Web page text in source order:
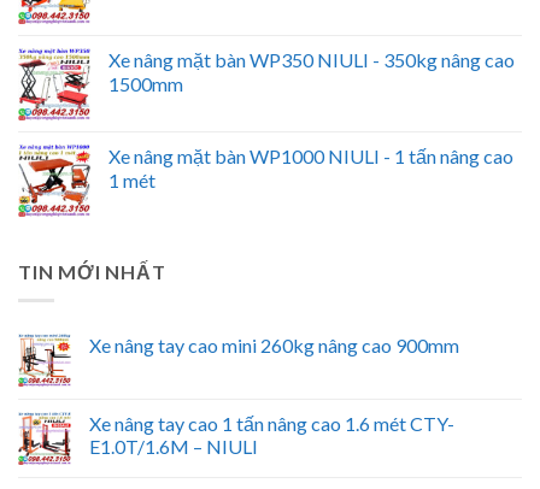
Xe nâng mặt bàn WP350 NIULI - 350kg nâng cao
1500mm
Xe nâng mặt bàn WP1000 NIULI - 1 tấn nâng cao
1 mét
TIN MỚI NHẤT
Xe nâng tay cao mini 260kg nâng cao 900mm
Xe nâng tay cao 1 tấn nâng cao 1.6 mét CTY-
E1.0T/1.6M – NIULI